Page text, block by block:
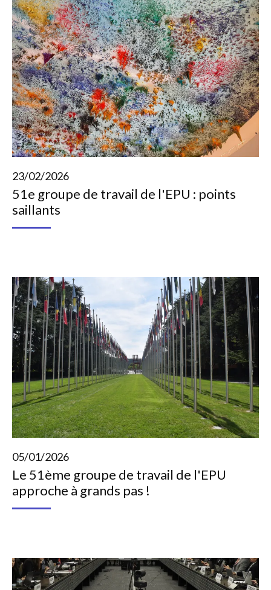
23/02/2026
51e groupe de travail de l'EPU : points
saillants
05/01/2026
Le 51ème groupe de travail de l'EPU
approche à grands pas !